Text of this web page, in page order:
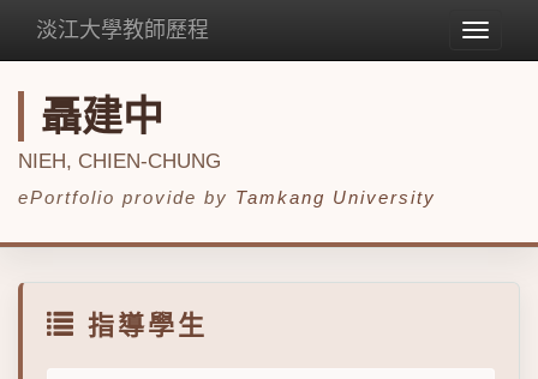
Toggle
淡江大學教師歷程
聶建中
NIEH, CHIEN-CHUNG
ePortfolio provide by Tamkang University
指導學生